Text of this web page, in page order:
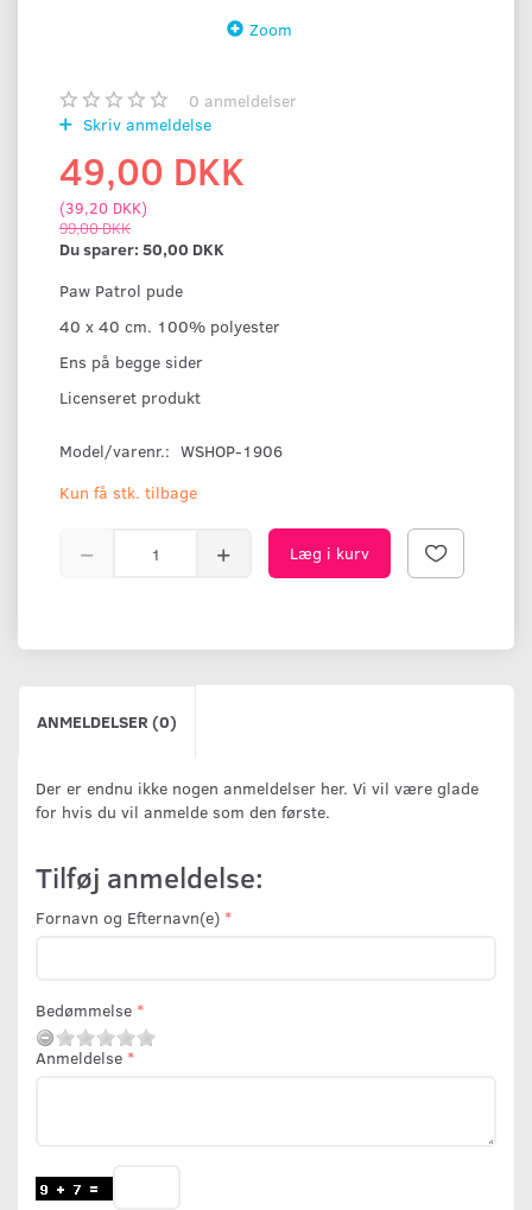
Zoom
0 anmeldelser
Skriv anmeldelse
49,00 DKK
(39,20 DKK)
99,00 DKK
Du sparer: 50,00 DKK
Paw Patrol pude
40 x 40 cm. 100% polyester
Ens på begge sider
Licenseret produkt
Model/varenr.: WSHOP-1906
Kun få stk. tilbage
Læg i kurv
ANMELDELSER (0)
Der er endnu ikke nogen anmeldelser her. Vi vil være glade
for hvis du vil anmelde som den første.
Tilføj anmeldelse:
Fornavn og Efternavn(e)
Bedømmelse
Anmeldelse